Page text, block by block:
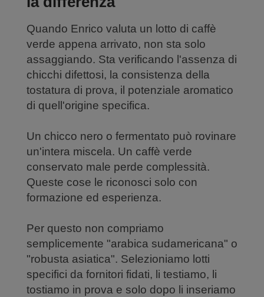
Quando Enrico valuta un lotto di caffè
verde appena arrivato, non sta solo
assaggiando. Sta verificando l'assenza di
chicchi difettosi, la consistenza della
tostatura di prova, il potenziale aromatico
di quell'origine specifica.
Un chicco nero o fermentato può rovinare
un'intera miscela. Un caffè verde
conservato male perde complessità.
Queste cose le riconosci solo con
formazione ed esperienza.
Per questo non compriamo
semplicemente "arabica sudamericana" o
"robusta asiatica". Selezioniamo lotti
specifici da fornitori fidati, li testiamo, li
tostiamo in prova e solo dopo li inseriamo